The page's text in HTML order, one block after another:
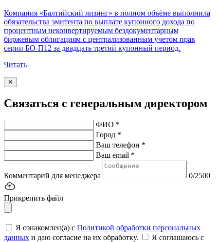
Компания «Балтийский лизинг» в полном объёме выполнила
обязательства эмитента по выплате купонного дохода по
процентным неконвертируемым бездокументарным
биржевым облигациям с централизованным учетом прав
серии БО-П12 за двадцать третий купонный период.
Читать
✕
Связаться с генеральным директором
ФИО *
Город *
Ваш телефон *
Ваш email *
Комментарий для менеджера 0/2500
Прикрепить файл
Я ознакомлен(а) с Политикой обработки персональных
данных и даю согласие на их обработку.
Я соглашаюсь c